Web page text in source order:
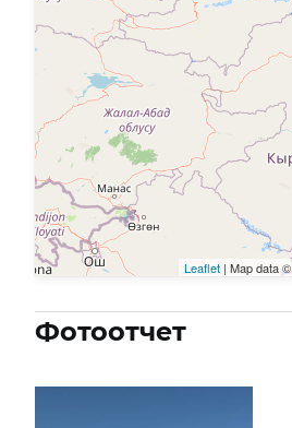
Leaflet| Map data ©
Фотоотчет